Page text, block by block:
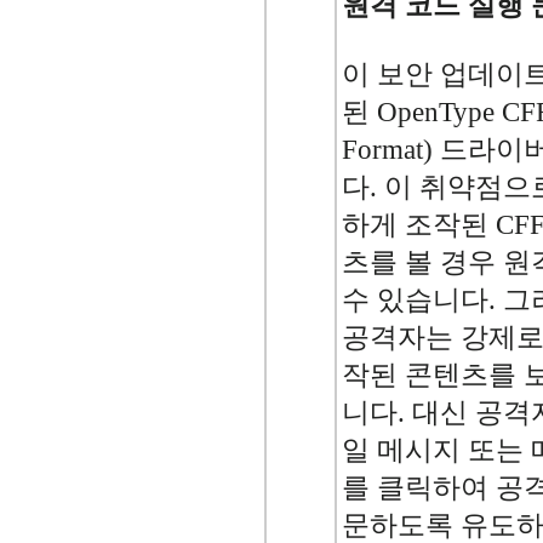
이 보안 업데이
된 OpenType
Format) 드라이
다. 이 취약점으
하게 조작된
츠를 볼 경우 원
수 있습니다. 그
공격자는 강제
작된 콘텐츠를
니다. 대신 공격
일 메시지 또는
를 클릭하여 공
문하도록 유도